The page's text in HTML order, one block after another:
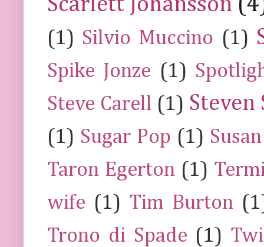
(1) Silvio Muccino (1)
Spike Jonze (1)
Steve Carell (1) Steven
(1) Sugar Pop (1)
Taron Egerton (1)
wife (1) Tim Burton
Trono di Spade (1)